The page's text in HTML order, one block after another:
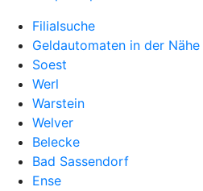
Filialsuche
Geldautomaten in der Nähe
Soest
Werl
Warstein
Welver
Belecke
Bad Sassendorf
Ense